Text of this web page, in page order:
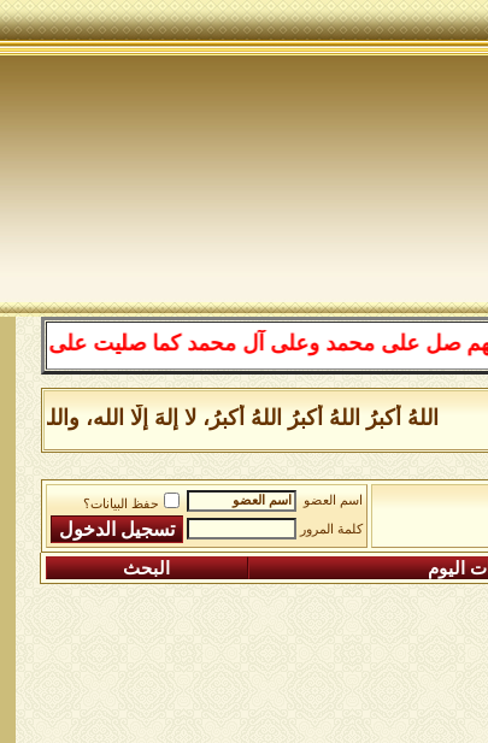
صل على محمد وعلى آل محمد كما صليت على إبراهيم
اللهُ أكبرُ اللهُ أكبرُ اللهُ أكبرُ، لا إلهَ إلَّا الله،
اسم العضو
حفظ البيانات؟
كلمة المرور
اليوم البحث